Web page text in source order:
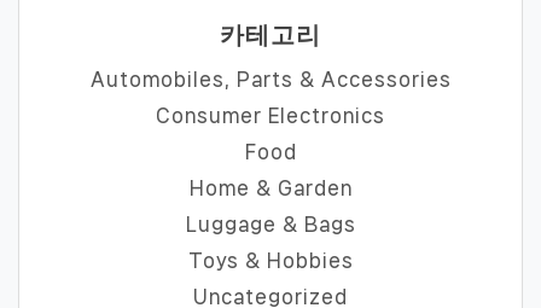
카테고리
Automobiles, Parts & Accessories
Consumer Electronics
Food
Home & Garden
Luggage & Bags
Toys & Hobbies
Uncategorized